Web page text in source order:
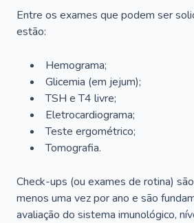
Entre os exames que podem ser
estão:
Hemograma;
Glicemia (em jejum);
TSH e T4 livre;
Eletrocardiograma;
Teste ergométrico;
Tomografia.
Check-ups (ou exames de rotina)
menos uma vez por ano e são
avaliação do sistema imunológico,